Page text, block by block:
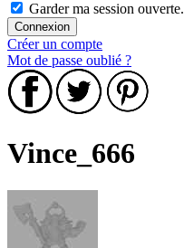
Garder ma session ouverte.
Créer un compte
Mot de passe oublié ?
Vince_666